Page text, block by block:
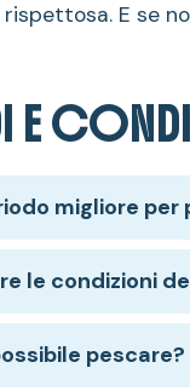
rispettosa. E se
E
migliore per
le condizioni
pescare?